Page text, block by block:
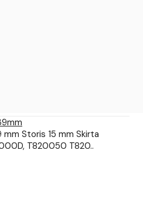
Storis 15 mm Skirta
T820050 T820..